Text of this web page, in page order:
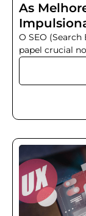
As
O SEO
papel crucial